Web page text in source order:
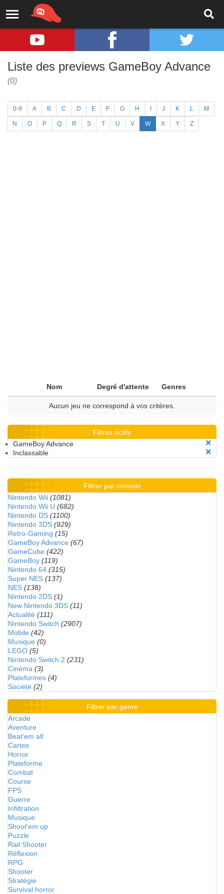
Liste des previews GameBoy Advance
(0)
0-9 A B C D E F G H J K L M
N O P Q R S T U V W X Y Z
Nom Degré d'attente Genres
Aucun jeu ne correspond à vos critères.
Filtres actifs
GameBoy Advance
Inclassable
Filtrer par console
Nintendo Wii (1081)
Nintendo Wii U (682)
Nintendo DS (1100)
Nintendo 3DS (929)
Retro-Gaming (15)
GameBoy Advance (67)
GameCube (422)
GameBoy (119)
Nintendo 64 (315)
Super NES (137)
NES (138)
Nintendo 2DS (1)
New Nintendo 3DS (11)
Actualité (111)
Nintendo Switch (2907)
Mobile (42)
Musique (0)
LEGO (5)
Nintendo Switch 2 (231)
Cinéma (3)
Plateformes (4)
Société (2)
Filtrer par genre
Arcade
Aventure
Beat'em all
Cartes
Horror
Plateforme
Combat
Course
FPS
Guerre
Infiltration
Musique
Shoot'em up
Puzzle
Rail Shooter
Réflexion
RPG
Shooter
Stratégie
Survival horror